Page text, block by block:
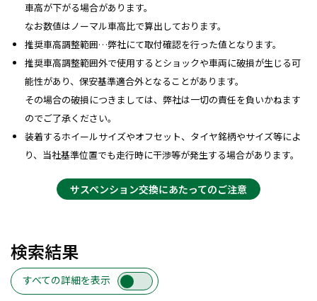
車高が下がる場合があります。
なお数値はノーマル車高比で算出しております。
推奨車高調整範囲…弊社にて取付確認を行った値となります。
推奨車高調整範囲外で使用するとショックや車両に破損が生じる可
能性があり、保安基準適合外となることがあります。
その場合の破損につきましては、弊社は一切の責任を負いかねます
のでご了承ください。
装着するホイールサイズやオフセット、タイヤ銘柄やサイズ等によ
り、当社基準位置でも走行時に干渉等が発生する場合があります。
サスペンション交換にあたってのご注意
検索結果
すべての詳細を表示